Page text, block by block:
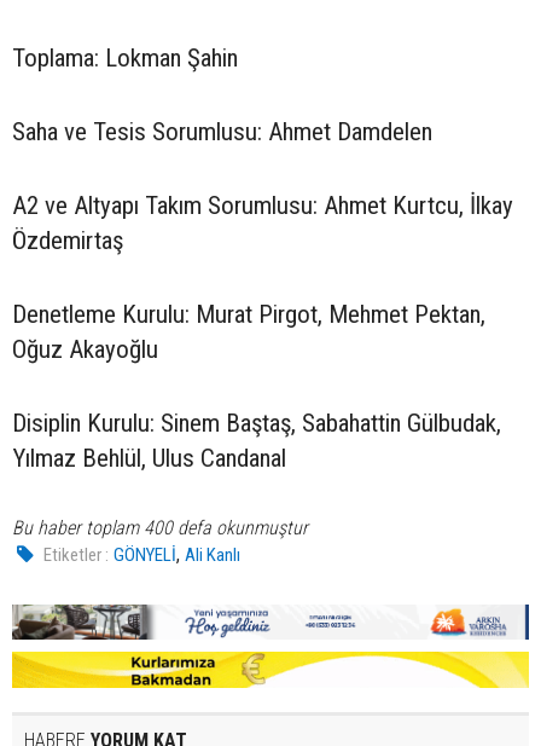
Toplama: Lokman Şahin
Saha ve Tesis Sorumlusu: Ahmet Damdelen
A2 ve Altyapı Takım Sorumlusu: Ahmet Kurtcu, İlkay
Özdemirtaş
Denetleme Kurulu: Murat Pirgot, Mehmet Pektan,
Oğuz Akayoğlu
Disiplin Kurulu: Sinem Baştaş, Sabahattin Gülbudak,
Yılmaz Behlül, Ulus Candanal
Bu haber toplam 400 defa okunmuştur
Etiketler : GÖNYELİ,Ali Kanlı
HABERE YORUM KAT